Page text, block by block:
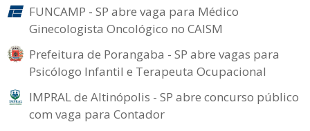
FUNCAMP - SP abre vaga para Médico
Ginecologista Oncológico no CAISM
Prefeitura de Porangaba - SP abre vagas para
Psicólogo Infantil e Terapeuta Ocupacional
IMPRAL de Altinópolis - SP abre concurso público
com vaga para Contador